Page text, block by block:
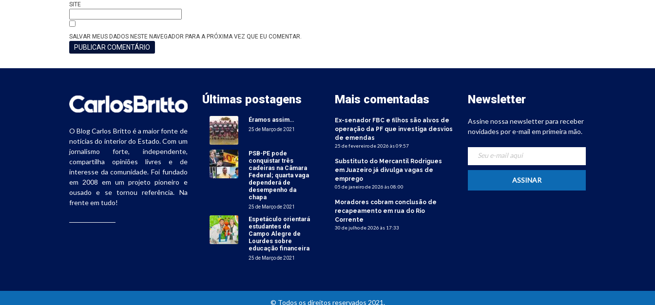
SITE
SALVAR MEUS DADOS NESTE NAVEGADOR PARA A PRÓXIMA VEZ QUE EU COMENTAR.
O Blog Carlos Britto é a maior fonte de
notícias do interior do Estado. Com um
jornalismo forte, independente,
compartilha opiniões livres e de
interesse da comunidade. Foi fundado
em 2008 em um projeto pioneiro e
ousado e se tornou referência. Na
frente em tudo!
Últimas postagens
Éramos assim…
25 de Março de 2021
PSB-PE pode
conquistar três
cadeiras na Câmara
Federal; quarta vaga
dependerá de
desempenho da
chapa
25 de Março de 2021
Espetáculo orientará
estudantes de
Campo Alegre de
Lourdes sobre
educação financeira
25 de Março de 2021
Mais comentadas
Ex-senador FBC e filhos são alvos de
operação da PF que investiga desvios
de emendas
25 de fevereiro de 2026 às 09:57
Substituto do Mercantil Rodrigues
em Juazeiro já divulga vagas de
emprego
05 de janeiro de 2026 às 08:00
Moradores cobram conclusão de
recapeamento em rua do Rio
Corrente
30 de julho de 2026 às 17:33
Newsletter
Assine nossa newsletter para receber
novidades por e-mail em primeira mão.
© Todos os direitos reservados 2021.